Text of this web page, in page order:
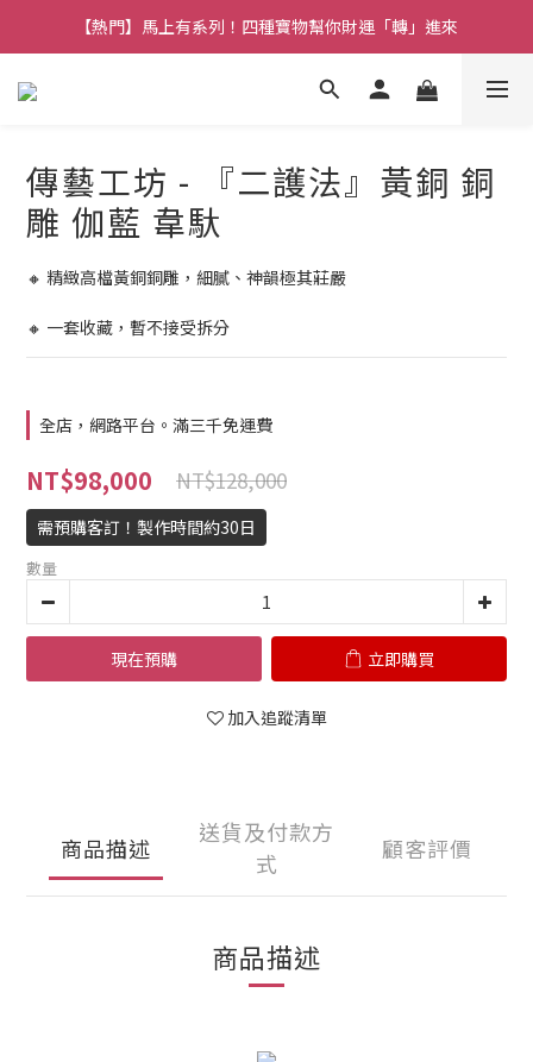
【熱門】馬上有系列！四種寶物幫你財運「轉」進來
【熱門】馬上有系列！四種寶物幫你財運「轉」進來
【補貨通知】悟道齊天大聖｜到貨拉！
傳藝工坊 - 『二護法』黃銅 銅
雕 伽藍 韋馱
🔸 精緻高檔黃銅銅雕，細膩、神韻極其莊嚴
🔸 一套收藏，暫不接受拆分
全店，網路平台。滿三千免運費
NT$98,000 NT$128,000
需預購客訂！製作時間約30日
數量
現在預購 立即購買
加入追蹤清單
商品描述
送貨及付款方
式
顧客評價
商品描述